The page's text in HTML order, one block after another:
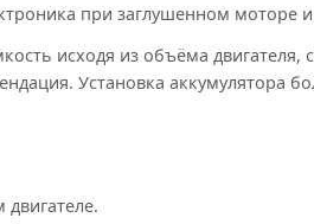
при заглушенном моторе
исходя из объёма двигателя,
Установка аккумулятора